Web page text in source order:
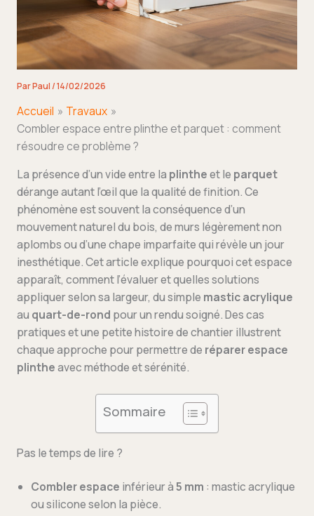
ParPaul/14/02/2026
Accueil
Travaux
Combler espace entre plinthe et parquet : comment
résoudre ce problème ?
La présence d’un vide entre la plintheet le parquet
dérange autant l’œil que la qualité de finition. Ce
phénomène est souvent la conséquence d’un
mouvement naturel du bois, de murs légèrement non
aplombs ou d’une chape imparfaite qui révèle un jour
inesthétique. Cet article explique pourquoi cet espace
apparaît, comment l’évaluer et quelles solutions
appliquer selon sa largeur, du simple mastic acrylique
au quart-de-rond pour un rendu soigné. Des cas
pratiques et une petite histoire de chantier illustrent
chaque approche pour permettre de réparer espace
plintheavec méthode et sérénité.
Sommaire
Pas le temps de lire ?
Combler espace inférieur à5 mm : mastic acrylique
ou silicone selon la pièce.